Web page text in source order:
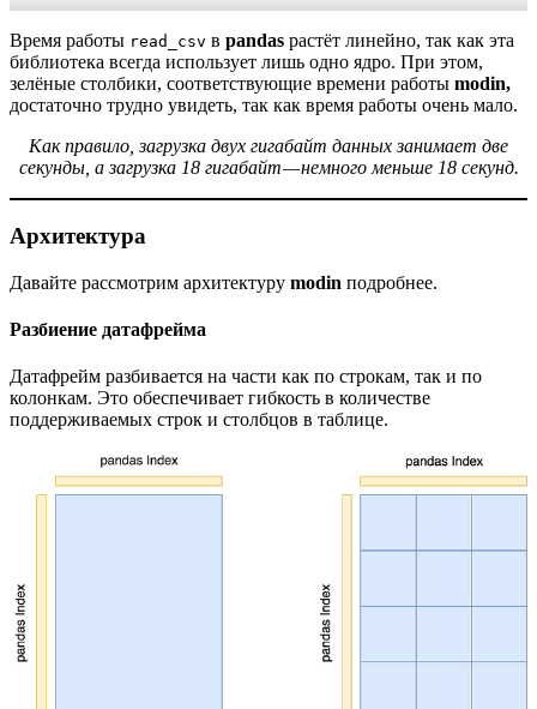
Время работы read_csv в pandas растёт линейно, так как эта
библиотека всегда использует лишь одно ядро. При этом,
зелёные столбики, соответствующие времени работы modin,
достаточно трудно увидеть, так как время работы очень мало.
Как правило, загрузка двух гигабайт данных занимает две
секунды, а загрузка 18 гигабайт — немного меньше 18 секунд.
Архитектура
Давайте рассмотрим архитектуру modin подробнее.
Разбиение датафрейма
Датафрейм разбивается на части как по строкам, так и по
колонкам. Это обеспечивает гибкость в количестве
поддерживаемых строк и столбцов в таблице.